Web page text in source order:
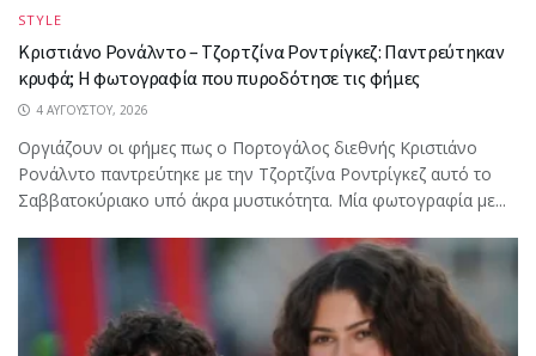
STYLE
Κριστιάνο Ρονάλντο – Τζορτζίνα Ροντρίγκεζ: Παντρεύτηκαν
κρυφά; Η φωτογραφία που πυροδότησε τις φήμες
4 ΑΥΓΟΎΣΤΟΥ, 2026
Oργιάζουν οι φήμες πως ο Πορτογάλος διεθνής Κριστιάνο
Ρονάλντο παντρεύτηκε με την Τζορτζίνα Ροντρίγκεζ αυτό το
Σαββατοκύριακο υπό άκρα μυστικότητα. Μία φωτογραφία με...